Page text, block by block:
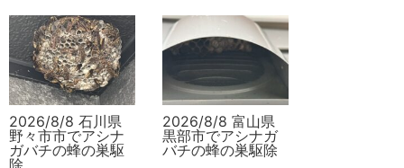
2026/8/8 石川県
野々市市でアシナ
ガバチの蜂の巣駆
除
2026/8/8 富山県
黒部市でアシナガ
バチの蜂の巣駆除